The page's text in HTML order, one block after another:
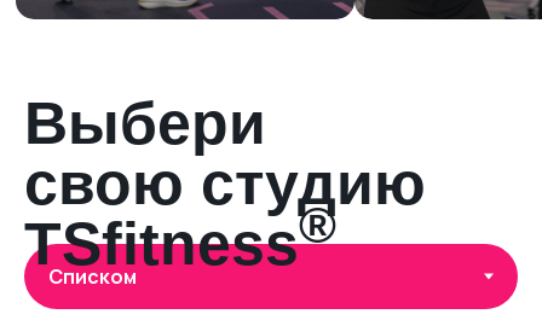
Выбери
свою студию
TSfitness®